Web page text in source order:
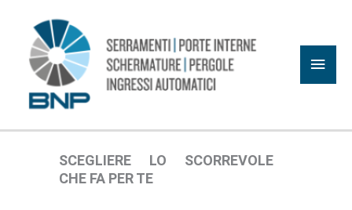
contenuto
SCEGLIERE LO SCORREVOLE
CHE FA PER TE